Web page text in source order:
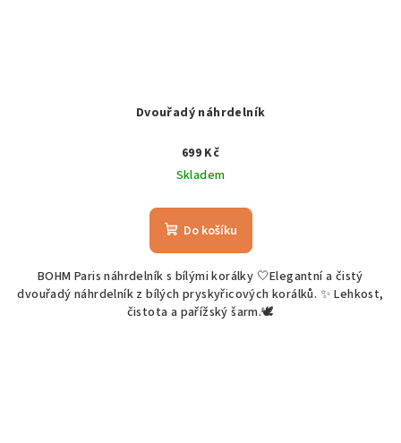
Dvouřadý náhrdelník
699 Kč
Skladem
Do košíku
BOHM Paris náhrdelník s bílými korálky 🤍Elegantní a čistý
dvouřadý náhrdelník z bílých pryskyřicových korálků. ✨ Lehkost,
čistota a pařížský šarm.🕊️